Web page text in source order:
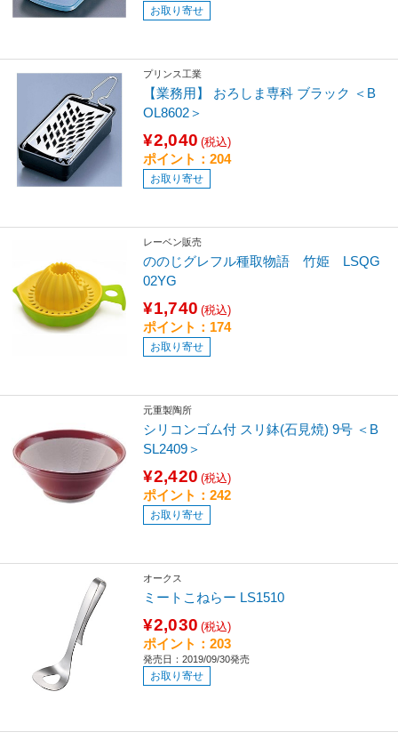
お取り寄せ
プリンス工業
【業務用】 おろしま専科 ブラック ＜B
OL8602＞
¥2,040 (税込)
ポイント：204
お取り寄せ
レーベン販売
ののじグレフル種取物語 竹姫 LSQG
02YG
¥1,740 (税込)
ポイント：174
お取り寄せ
元重製陶所
シリコンゴム付 スリ鉢(石見焼) 9号 ＜B
SL2409＞
¥2,420 (税込)
ポイント：242
お取り寄せ
オークス
ミートこねらー LS1510
¥2,030 (税込)
ポイント：203
発売日：2019/09/30発売
お取り寄せ